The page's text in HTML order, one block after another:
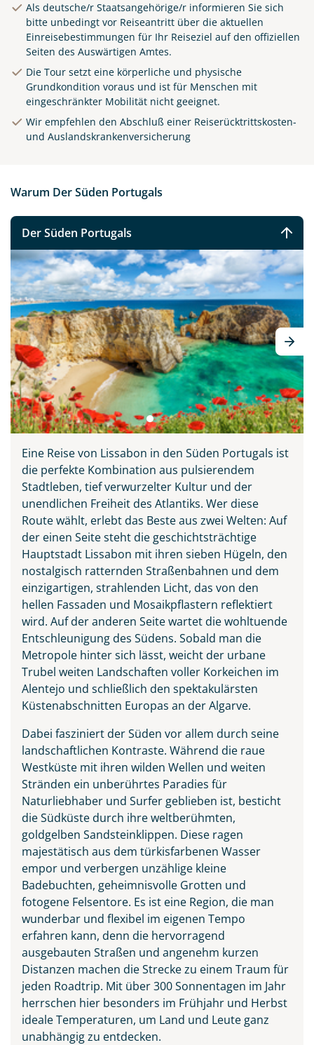
Als deutsche/r Staatsangehörige/r informieren Sie sich
bitte unbedingt vor Reiseantritt über die aktuellen
Einreisebestimmungen für Ihr Reiseziel auf den offiziellen
Seiten des Auswärtigen Amtes.
Die Tour setzt eine körperliche und physische
Grundkondition voraus und ist für Menschen mit
eingeschränkter Mobilität nicht geeignet.
Wir empfehlen den Abschluß einer Reiserücktrittskosten-
und Auslandskrankenversicherung
Warum Der Süden Portugals
Der Süden Portugals
Eine Reise von Lissabon in den Süden Portugals ist
die perfekte Kombination aus pulsierendem
Stadtleben, tief verwurzelter Kultur und der
unendlichen Freiheit des Atlantiks. Wer diese
Route wählt, erlebt das Beste aus zwei Welten: Auf
der einen Seite steht die geschichtsträchtige
Hauptstadt Lissabon mit ihren sieben Hügeln, den
nostalgisch ratternden Straßenbahnen und dem
einzigartigen, strahlenden Licht, das von den
hellen Fassaden und Mosaikpflastern reflektiert
wird. Auf der anderen Seite wartet die wohltuende
Entschleunigung des Südens. Sobald man die
Metropole hinter sich lässt, weicht der urbane
Trubel weiten Landschaften voller Korkeichen im
Alentejo und schließlich den spektakulärsten
Küstenabschnitten Europas an der Algarve.
Dabei fasziniert der Süden vor allem durch seine
landschaftlichen Kontraste. Während die raue
Westküste mit ihren wilden Wellen und weiten
Stränden ein unberührtes Paradies für
Naturliebhaber und Surfer geblieben ist, besticht
die Südküste durch ihre weltberühmten,
goldgelben Sandsteinklippen. Diese ragen
majestätisch aus dem türkisfarbenen Wasser
empor und verbergen unzählige kleine
Badebuchten, geheimnisvolle Grotten und
fotogene Felsentore. Es ist eine Region, die man
wunderbar und flexibel im eigenen Tempo
erfahren kann, denn die hervorragend
ausgebauten Straßen und angenehm kurzen
Distanzen machen die Strecke zu einem Traum für
jeden Roadtrip. Mit über 300 Sonnentagen im Jahr
herrschen hier besonders im Frühjahr und Herbst
ideale Temperaturen, um Land und Leute ganz
unabhängig zu entdecken.